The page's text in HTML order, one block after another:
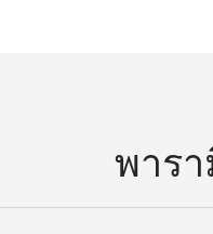
พาร